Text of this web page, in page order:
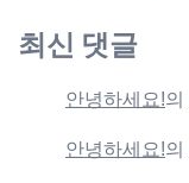
최신 댓글
안녕하세요!의
안녕하세요!의